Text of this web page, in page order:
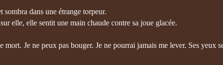
dans une étrange torpeur.
elle, elle sentit une main chaude contre sa joue glacée.
Je ne peux pas bouger. Je ne pourrai jamais me lever. Ses yeux